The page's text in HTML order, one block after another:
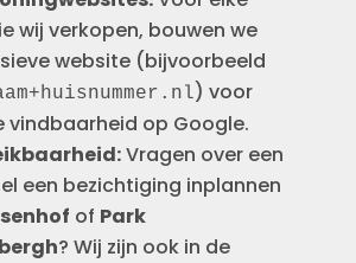
wij verkopen, bouwen we
website (bijvoorbeeld
) voor
vindbaarheid op Google.
Vragen over een
een bezichtiging inplannen
of Park
? Wij zijn ook in de